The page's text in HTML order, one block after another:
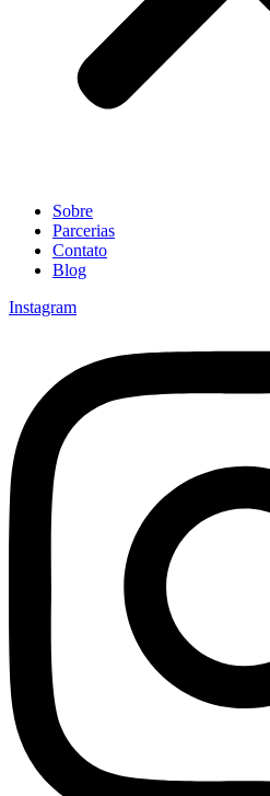
Sobre
Parcerias
Contato
Blog
Instagram